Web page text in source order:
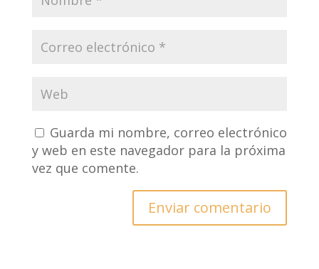
Guarda mi nombre, correo electrónico
y web en este navegador para la próxima
vez que comente.